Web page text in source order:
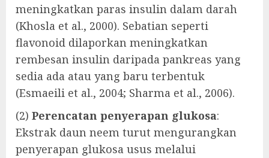
meningkatkan paras insulin dalam darah
(Khosla et al., 2000). Sebatian seperti
flavonoid dilaporkan meningkatkan
rembesan insulin daripada pankreas yang
sedia ada atau yang baru terbentuk
(Esmaeili et al., 2004; Sharma et al., 2006).
(2) Perencatan penyerapan glukosa:
Ekstrak daun neem turut mengurangkan
penyerapan glukosa usus melalui